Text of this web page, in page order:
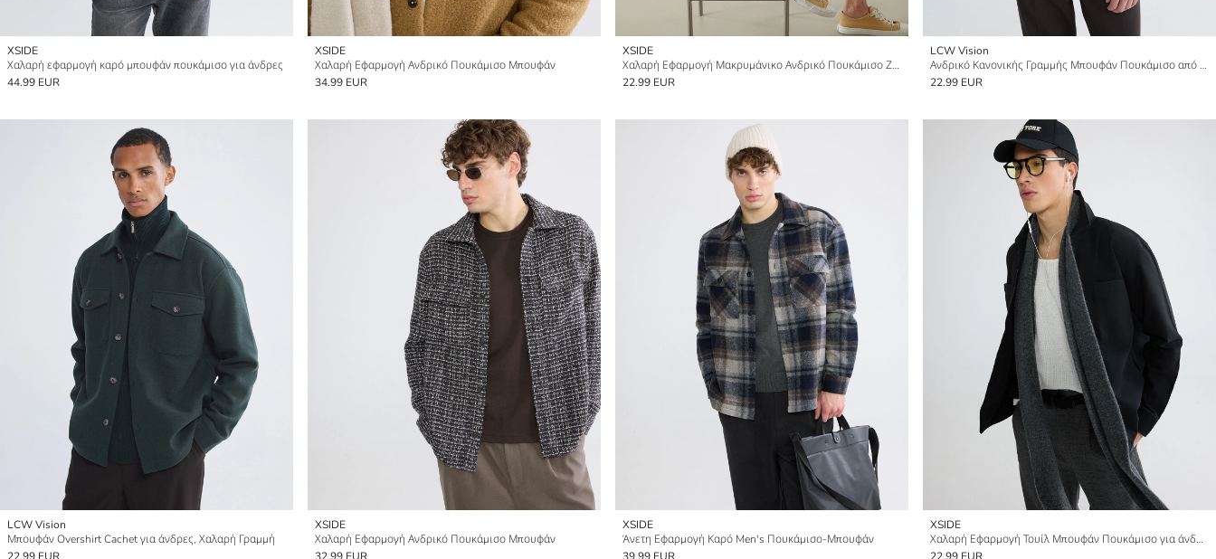
XSIDE
Χαλαρή εφαρμογή καρό μπουφάν πουκάμισο για άνδρες
44.99 EUR
XSIDE
Χαλαρή Εφαρμογή Ανδρικό Πουκάμισο Μπουφάν
34.99 EUR
XSIDE
Χαλαρή Εφαρμογή Μακρυμάνικο Ανδρικό Πουκάμισο Ζακέτα
22.99 EUR
LCW Vision
Ανδρικό Κανονικής Γραμμής Μπουφάν Πουκάμισο από Γκαμπαρντίνα
22.99 EUR
LCW Vision
Μπουφάν Overshirt Cachet για άνδρες, Χαλαρή Γραμμή
XSIDE
Χαλαρή Εφαρμογή Ανδρικό Πουκάμισο Μπουφάν
XSIDE
Άνετη Εφαρμογή Καρό Men's Πουκάμισο-Μπουφάν
XSIDE
Χαλαρή Εφαρμογή Τουίλ Μπουφάν Πουκάμισο για άνδρες